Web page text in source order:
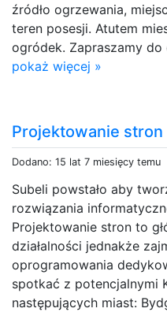
źródło ogrzewania,
teren posesji. Atutem
ogródek. Zapraszamy do
pokaż więcej »
Projektowanie stron
Dodano: 15 lat 7 miesięcy temu
Subeli powstało aby
rozwiązania
Projektowanie stron to
działalności jednakże
oprogramowania
spotkać z potencjalnymi
następujących miast: